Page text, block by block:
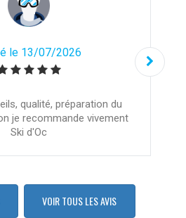
le 13/07/2026
qualité, préparation du
je recommande vivement
Ski d'Oc
VOIR TOUS LES AVIS